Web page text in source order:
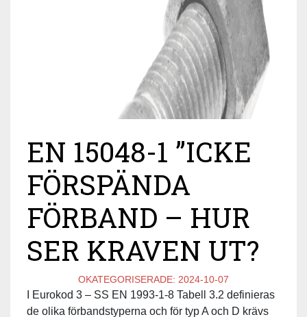
EN 15048-1 ”ICKE
FÖRSPÄNDA
FÖRBAND – HUR
SER KRAVEN UT?
OKATEGORISERADE: 2024-10-07
I Eurokod 3 – SS EN 1993-1-8 Tabell 3.2 definieras
de olika förbandstyperna och för typ A och D krävs